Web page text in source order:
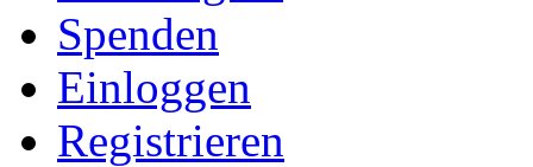
Spenden
Einloggen
Registrieren